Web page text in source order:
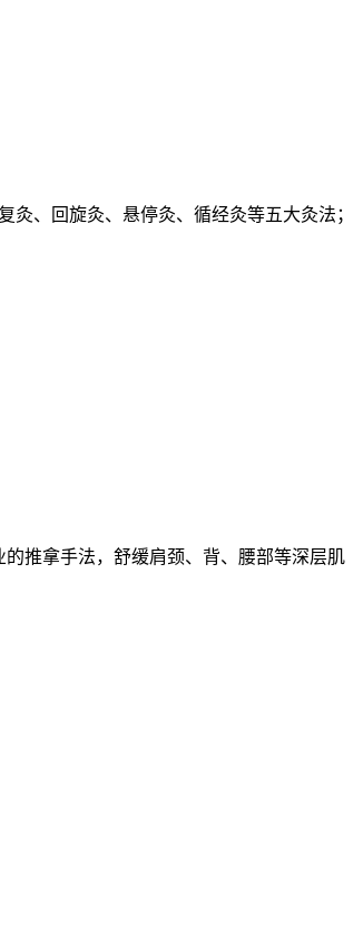
、回旋灸、悬停灸、循经灸等五大灸法；
推拿手法，舒缓肩颈、背、腰部等深层肌